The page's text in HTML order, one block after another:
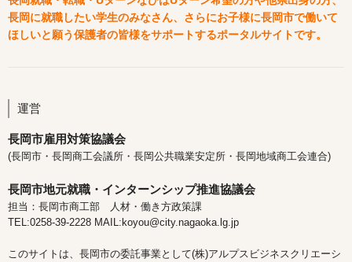
長岡に就職したい学生のみなさん、さらにお子様に長岡市で働いて
ほしいと願う保護者の皆様をサポートするポータルサイトです。
運営
長岡市雇用対策協議会
(長岡市・長岡商工会議所・長岡公共職業安定所・長岡地域商工会連合)
長岡市地元就職・インターンシップ推進協議会
担当：長岡市商工部 人材・働き方政策課
TEL:0258-39-2228 MAIL:koyou@city.nagaoka.lg.jp
このサイトは、長岡市の委託事業として(株)アルプスビジネスクリエーシ